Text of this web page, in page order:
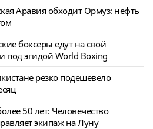
Аравия обходит Ормуз: нефть
боксеры едут на свой
под эгидой World Boxing
резко подешевело
50 лет: Человечество
экипаж на Луну